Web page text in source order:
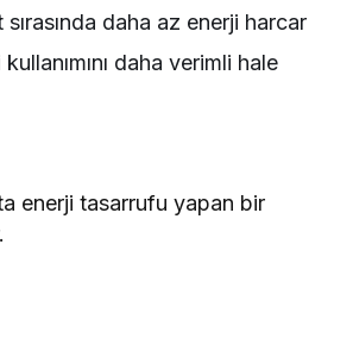
daha az enerji harcar
daha verimli hale
enerji tasarrufu yapan bir